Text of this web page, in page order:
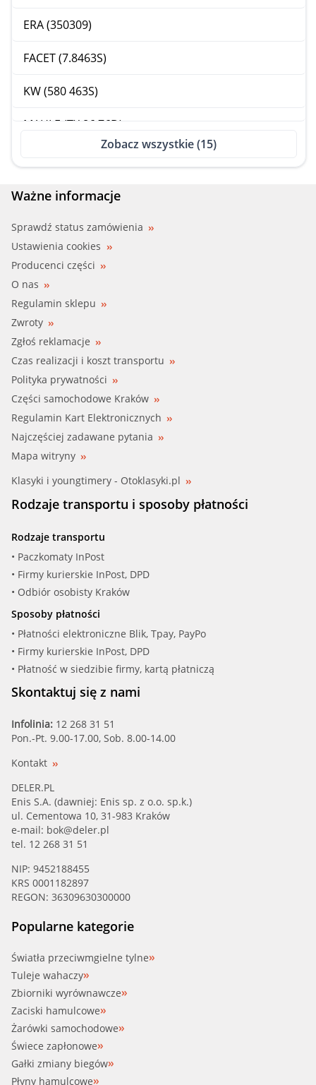
ERA (350309)
FACET (7.8463S)
KW (580 463S)
MAHLE (TX 86 76D)
MOTORAD (518-76)
MTETHOMSON (VT552.76)
NISSA (21200-58G04)
SASIC (3306040)
VALEO (820942)
WAHLER (4638.76D)
Zobacz wszystkie (15)
Ważne informacje
Sprawdź status zamówienia
Ustawienia cookies
Producenci części
O nas
Regulamin sklepu
Zwroty
Zgłoś reklamacje
Czas realizacji i koszt transportu
Polityka prywatności
Części samochodowe Kraków
Regulamin Kart Elektronicznych
Najczęściej zadawane pytania
Mapa witryny
Klasyki i youngtimery - Otoklasyki.pl
Rodzaje transportu i sposoby płatności
Rodzaje transportu
• Paczkomaty InPost
• Firmy kurierskie InPost, DPD
• Odbiór osobisty Kraków
Sposoby płatności
• Płatności elektroniczne Blik, Tpay, PayPo
• Firmy kurierskie InPost, DPD
• Płatność w siedzibie firmy, kartą płatniczą
Skontaktuj się z nami
Infolinia: 12 268 31 51
Pon.-Pt. 9.00-17.00, Sob. 8.00-14.00
Kontakt
DELER.PL
Enis S.A. (dawniej: Enis sp. z o.o. sp.k.)
ul. Cementowa 10, 31-983 Kraków
e-mail: bok@deler.pl
tel. 12 268 31 51
NIP: 9452188455
KRS 0001182897
REGON: 36309630300000
Popularne kategorie
Światła przeciwmgielne tylne
Tuleje wahaczy
Zbiorniki wyrównawcze
Zaciski hamulcowe
Żarówki samochodowe
Świece zapłonowe
Gałki zmiany biegów
Płyny hamulcowe